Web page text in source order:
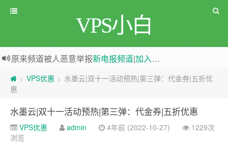
VPS小白
原来频道被人恶意举报新电报频道|加入电报群
greenwebpage|香港|日本|新加坡|美国等多地vps测评|移动直连|1Gbps带宽|年付€29
> VPS优惠 > 水墨云|双十一活动预热|第三弹：代金券|五折优
惠
水墨云|双十一活动预热|第三弹：代金券|五折优惠
VPS优惠 admin 4年前 (2022-10-27)
1229次
浏览